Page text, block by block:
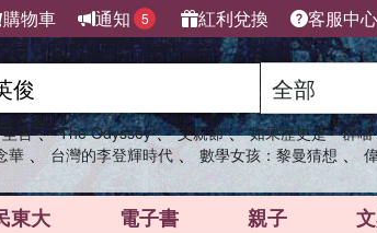
購物車 通知 5 紅利兌換 客服中心
吾 、 The Odyssey 、 父親節 、 如果歷史是一群喵
華 、 台灣的李登輝時代 、 數學女孩：黎曼猜想 、
東大 電子書 親子